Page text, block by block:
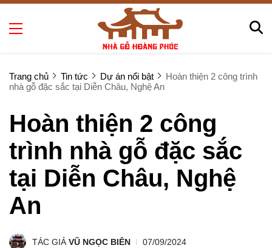
Trang chủ Tin tức Dự án nổi bật
Hoàn thiện 2 công trình
nhà gỗ đặc sắc tại Diễn Châu, Nghệ An
Hoàn thiện 2 công
trình nhà gỗ đặc sắc
tại Diễn Châu, Nghệ
An
TÁC GIẢVŨ NGỌC BIÊN 07/09/2024